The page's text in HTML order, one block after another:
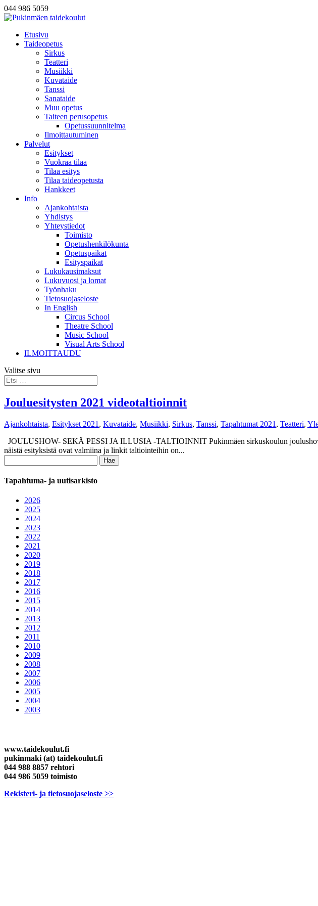
044 986 5059
Etusivu
Taideopetus
Sirkus
Teatteri
Musiikki
Kuvataide
Tanssi
Sanataide
Muu opetus
Taiteen perusopetus
Opetussuunnitelma
Ilmoittautuminen
Palvelut
Esitykset
Vuokraa tilaa
Tilaa esitys
Tilaa taideopetusta
Hankkeet
Info
Ajankohtaista
Yhdistys
Yhteystiedot
Toimisto
Opetushenkilökunta
Opetuspaikat
Esityspaikat
Lukukausimaksut
Lukuvuosi ja lomat
Työnhaku
Tietosuojaseloste
In English
Circus School
Theatre School
Music School
Visual Arts School
ILMOITTAUDU
Valitse sivu
Jouluesitysten 2021 videotaltioinnit
Ajankohtaista, Esitykset 2021 , Kuvataide, Musiikki, Sirkus, Tanssi, Tapahtumat 2021 , Teatteri,
JOULUSHOW- SEKÄ PESSI JA ILLUSIA -TALTIOINNIT Pukinmäen sirkuskoulun
näistä esityksistä ovat valmiina ja linkit taltiointeihin on...
Tapahtuma- ja uutisarkisto
2026
2025
2024
2023
2022
2021
2020
2019
2018
2017
2016
2015
2014
2013
2012
2011
2010
2009
2008
2007
2006
2005
2004
2003
www.taidekoulut.fi
pukinmaki (at) taidekoulut.fi
044 988 8857 rehtori
044 986 5059 toimisto
Rekisteri- ja tietosuojaseloste >>